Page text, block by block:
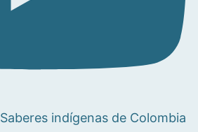
Saberes indígenas de Colombia